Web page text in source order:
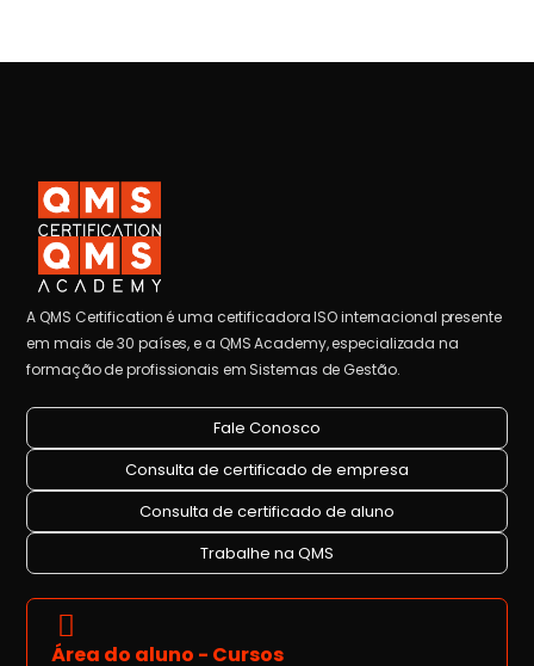
A QMS Certification é uma certificadora ISO internacional presente
em mais de 30 países, e a QMS Academy, especializada na
formação de profissionais em Sistemas de Gestão.
Fale Conosco
Consulta de certificado de empresa
Consulta de certificado de aluno
Trabalhe na QMS
Área do aluno - Cursos